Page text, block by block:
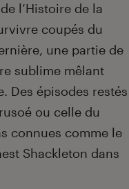
l’Histoire de la
coupés du
une partie de
sublime mêlant
Des épisodes restés
ou celle du
connues comme le
Shackleton dans